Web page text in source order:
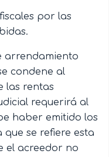
por las
arrendamiento
condene al
las rentas
requerirá al
haber emitido los
se refiere esta
el acreedor no